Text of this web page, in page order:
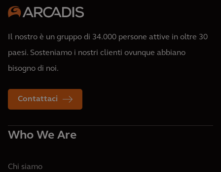
Il nostro è un gruppo di 34.000 persone attive in oltre 30
paesi. Sosteniamo i nostri clienti ovunque abbiano
bisogno di noi.
Contattaci
Who We Are
Chi siamo